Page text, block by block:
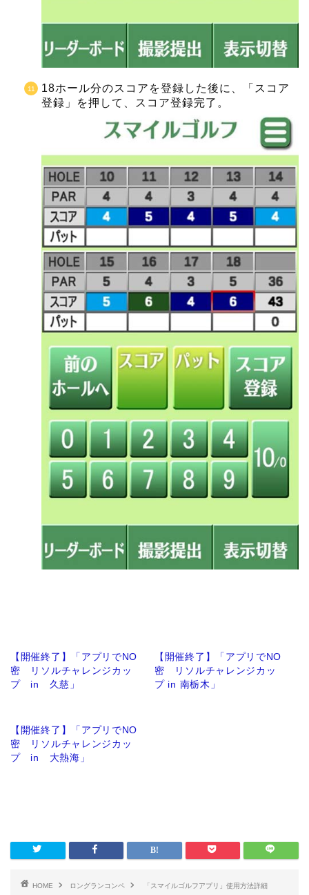
18ホール分のスコアを登録した後に、「スコア
登録」を押して、スコア登録完了。
【開催終了】「アプリでNO
密 リソルチャレンジカッ
プ in 久慈」
【開催終了】「アプリでNO
密 リソルチャレンジカッ
プ in 南栃木」
【開催終了】「アプリでNO
密 リソルチャレンジカッ
プ in 大熱海」
HOME ロングランコンペ 「スマイルゴルフアプリ」使用方法詳細